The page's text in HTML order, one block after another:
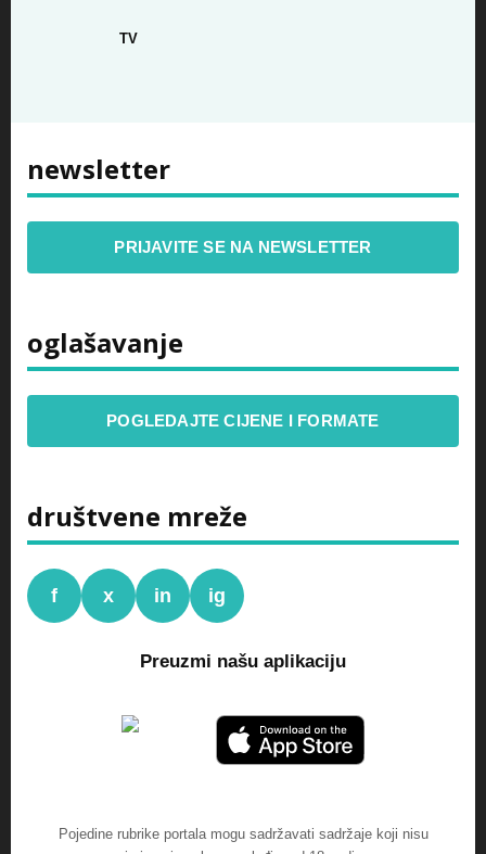
TV
newsletter
PRIJAVITE SE NA NEWSLETTER
oglašavanje
POGLEDAJTE CIJENE I FORMATE
društvene mreže
f x in ig
Preuzmi našu aplikaciju
Pojedine rubrike portala mogu sadržavati sadržaje koji nisu